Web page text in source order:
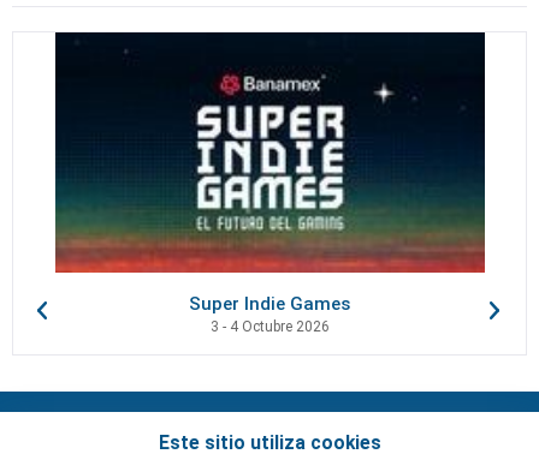
Super Indie Games
3 - 4 Octubre 2026
Este sitio utiliza cookies